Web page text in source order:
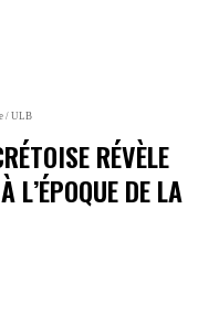
/ ULB
RÉVÈLE
L’ÉPOQUE DE LA